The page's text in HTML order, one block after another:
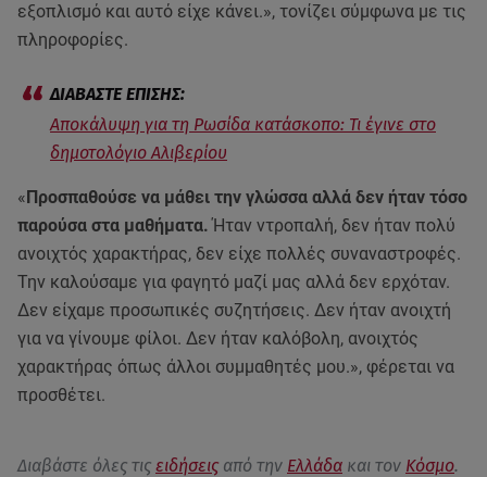
εξοπλισμό και αυτό είχε κάνει.», τονίζει σύμφωνα με τις
πληροφορίες.
Αποκάλυψη για τη Ρωσίδα κατάσκοπο: Τι έγινε στο
δημοτολόγιο Αλιβερίου
«Προσπαθούσε να μάθει την γλώσσα αλλά δεν ήταν τόσο
παρούσα στα μαθήματα.Ήταν ντροπαλή, δεν ήταν πολύ
ανοιχτός χαρακτήρας, δεν είχε πολλές συναναστροφές.
Την καλούσαμε για φαγητό μαζί μας αλλά δεν ερχόταν.
Δεν είχαμε προσωπικές συζητήσεις. Δεν ήταν ανοιχτή
για να γίνουμε φίλοι. Δεν ήταν καλόβολη, ανοιχτός
χαρακτήρας όπως άλλοι συμμαθητές μου.», φέρεται να
προσθέτει.
Διαβάστε όλες τις ειδήσεις από την Ελλάδα και τον Κόσμο.